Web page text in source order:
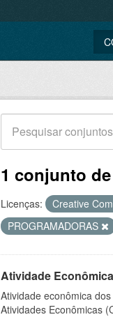
1 conjunto
Licenças: Creative
PROGRAMADORAS
Atividade
Atividade econômica
Atividades Econômicas